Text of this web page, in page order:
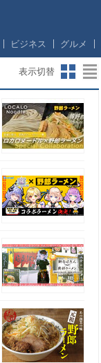
ビジネス グルメ
表示切替